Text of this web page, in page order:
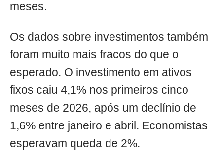
meses.
Os dados sobre investimentos também
foram muito mais fracos do que o
esperado. O investimento em ativos
fixos caiu 4,1% nos primeiros cinco
meses de 2026, após um declínio de
1,6% entre janeiro e abril. Economistas
esperavam queda de 2%.